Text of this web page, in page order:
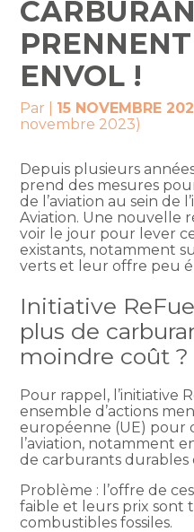
ENVOL !
Par 15 NOVEMBRE
novembre 2023)
Depuis plusieurs
prend des mesures
de l’aviation au sein de
Aviation. Une nouvelle
voir le jour pour lever
existants, notamment
verts et leur offre peu
Initiative
plus de
moindre coût ?
Pour rappel, l’initiative
ensemble d’actions
européenne (UE) pour
l’aviation, notamment
de carburants durables
Problème : l’offre de
faible et leurs prix sont
combustibles fossiles.